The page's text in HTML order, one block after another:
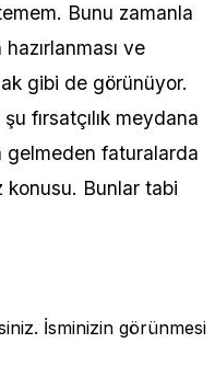
Bunu zamanla
ve
gibi de görünüyor.
fırsatçılık meydana
faturalarda
konusu. Bunlar tabi
İsminizin görünmesi